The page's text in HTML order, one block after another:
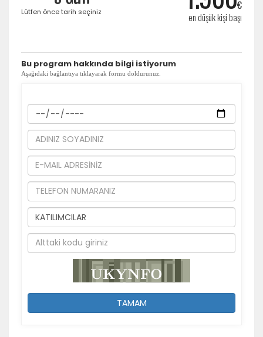
Lütfen önce tarih seçiniz
€
en düşük kişi başı
​Bu program hakkında bilgi istiyorum
Aşağıdaki bağlantıya tıklayarak formu doldurunuz.
TAMAM